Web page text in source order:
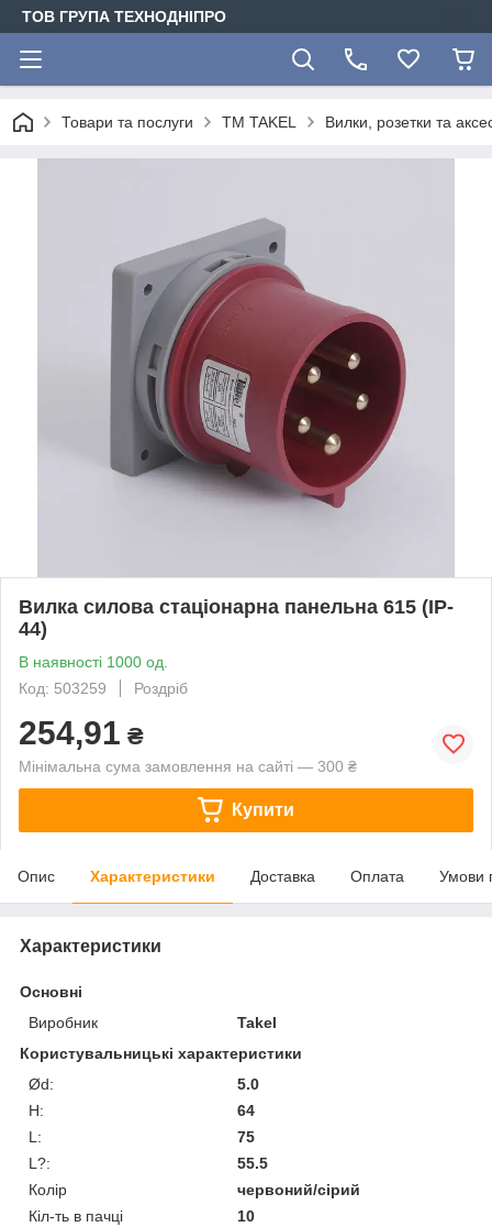
ТОВ ГРУПА ТЕХНОДНІПРО
Товари та послуги TM TAKEL Вилки, розетки та
Вилка силова стаціонарна панельна 615 (IP-
44)
В наявності 1000 од.
Код: 503259
Роздріб
254,91 ₴
Мінімальна сума замовлення на сайті — 300 ₴
Купити
Опис Характеристики Доставка Оплата Умови
Характеристики
Основні
Виробник
Takel
Користувальницькі характеристики
Ød:
5.0
H:
64
L:
75
L?:
55.5
Колір
червоний/сірий
Кіл-ть в пачці
10